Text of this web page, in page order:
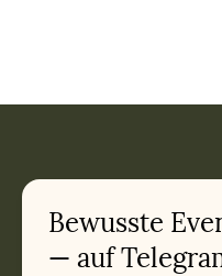
Related appointments
Bewusste
— auf